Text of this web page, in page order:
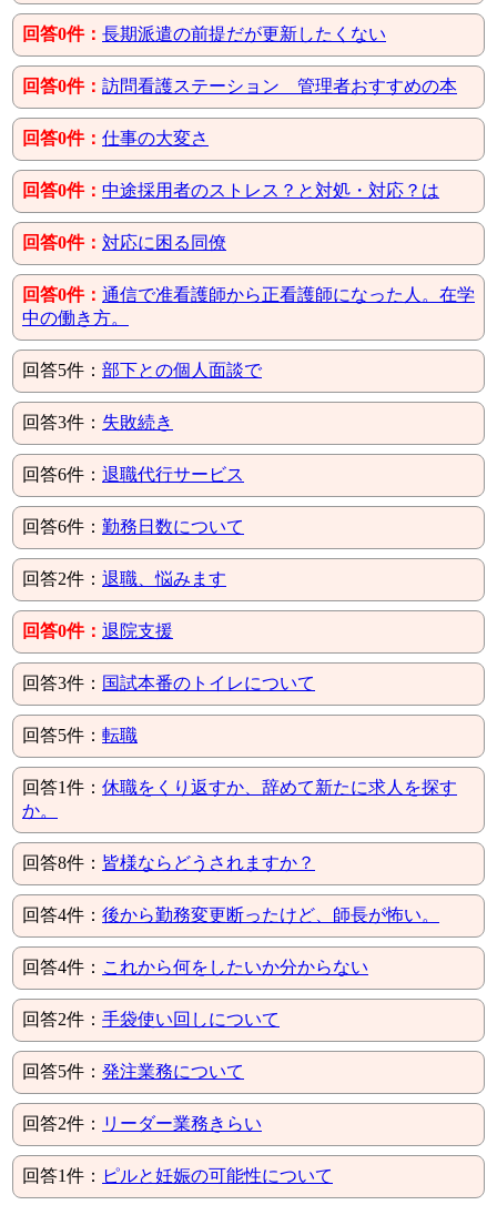
回答0件： 長期派遣の前提だが更新したくない
回答0件： 訪問看護ステーション 管理者おすすめの本
回答0件： 仕事の大変さ
回答0件： 中途採用者のストレス？と対処・対応？は
回答0件： 対応に困る同僚
回答0件： 通信で准看護師から正看護師になった人。在学
中の働き方。
回答5件： 部下との個人面談で
回答3件： 失敗続き
回答6件： 退職代行サービス
回答6件： 勤務日数について
回答2件： 退職、悩みます
回答0件： 退院支援
回答3件： 国試本番のトイレについて
回答5件： 転職
回答1件： 休職をくり返すか、辞めて新たに求人を探す
か。
回答8件： 皆様ならどうされますか？
回答4件： 後から勤務変更断ったけど、師長が怖い。
回答4件： これから何をしたいか分からない
回答2件： 手袋使い回しについて
回答5件： 発注業務について
回答2件： リーダー業務きらい
回答1件： ピルと妊娠の可能性について